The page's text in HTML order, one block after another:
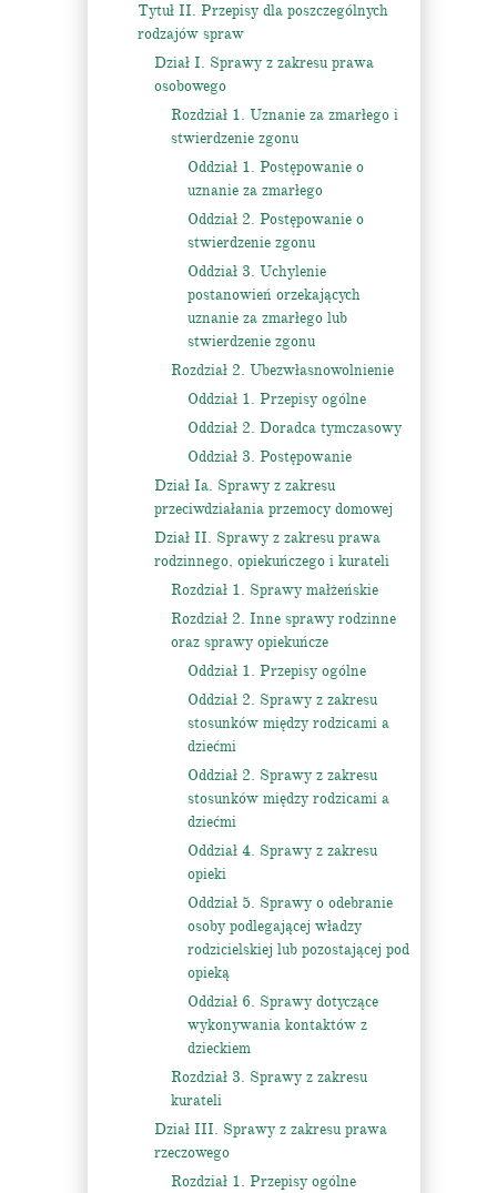
Tytuł II. Przepisy dla poszczególnych
rodzajów spraw
Dział I. Sprawy z zakresu prawa
osobowego
Rozdział 1. Uznanie za zmarłego i
stwierdzenie zgonu
Oddział 1. Postępowanie o
uznanie za zmarłego
Oddział 2. Postępowanie o
stwierdzenie zgonu
Oddział 3. Uchylenie
postanowień orzekających
uznanie za zmarłego lub
stwierdzenie zgonu
Rozdział 2. Ubezwłasnowolnienie
Oddział 1. Przepisy ogólne
Oddział 2. Doradca tymczasowy
Oddział 3. Postępowanie
Dział Ia. Sprawy z zakresu
przeciwdziałania przemocy domowej
Dział II. Sprawy z zakresu prawa
rodzinnego, opiekuńczego i kurateli
Rozdział 1. Sprawy małżeńskie
Rozdział 2. Inne sprawy rodzinne
oraz sprawy opiekuńcze
Oddział 1. Przepisy ogólne
Oddział 2. Sprawy z zakresu
stosunków między rodzicami a
dziećmi
Oddział 2. Sprawy z zakresu
stosunków między rodzicami a
dziećmi
Oddział 4. Sprawy z zakresu
opieki
Oddział 5. Sprawy o odebranie
osoby podlegającej władzy
rodzicielskiej lub pozostającej pod
opieką
Oddział 6. Sprawy dotyczące
wykonywania kontaktów z
dzieckiem
Rozdział 3. Sprawy z zakresu
kurateli
Dział III. Sprawy z zakresu prawa
rzeczowego
Rozdział 1. Przepisy ogólne